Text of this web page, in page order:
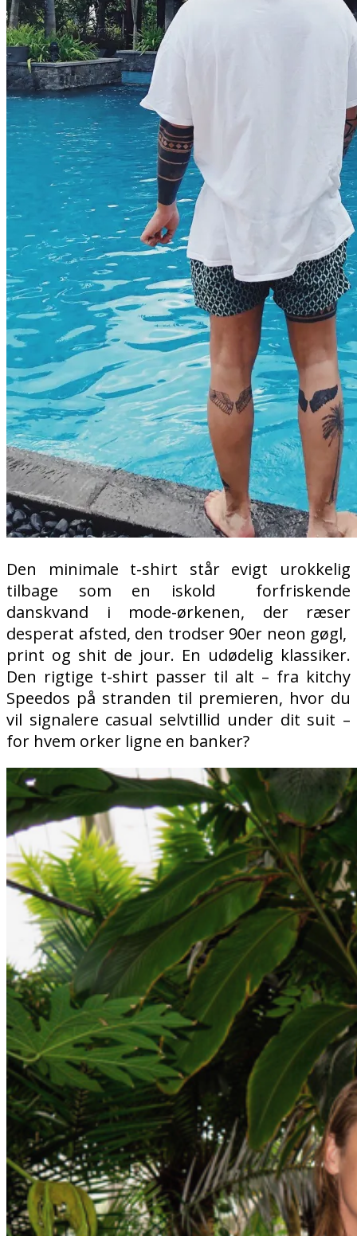
Den minimale t-shirt står evigt urokkelig
tilbage som en iskold
forfriskende
danskvand i mode-ørkenen, der ræser
desperat afsted, den trodser 90er neon gøgl,
print og shit de jour. En udødelig klassiker.
Den rigtige t-shirt passer til alt – fra kitchy
Speedos på stranden til premieren, hvor du
vil signalere casual selvtillid under dit suit –
for hvem orker ligne en banker?